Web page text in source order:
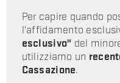
Per capire quando
l'affidamento
esclusivo" del
utilizziamo un
Cassazione.